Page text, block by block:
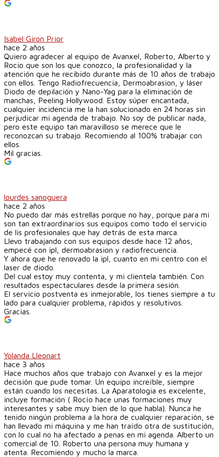
Isabel Giron Prior
hace 2 años
Quiero agradecer al equipo de Avanxel, Roberto, Alberto y
Rocio que son los que conozco, la profesionalidad y la
atención que he recibido durante más de 10 años de trabajo
con ellos. Tengo Radiofrecuencia, Dermoabrasion, y láser
Diodo de depilación y Nano-Yag para la eliminación de
manchas, Peeling Hollywood. Estoy súper encantada,
cualquier incidencia me la han solucionado en 24 horas sin
perjudicar mi agenda de trabajo. No soy de publicar nada,
pero este equipo tan maravilloso se merece que le
reconozcan su trabajo. Recomiendo al 100% trabajar con
ellos.
Mil gracias.
lourdes sanoguera
hace 2 años
No puedo dar más estrellas porque no hay, porque para mi
son tan extraordinarios sus equipos como todo el servicio
de lis profesionales que hay detrás de esta marca.
Llevo trabajando con sus equipos desde hace 12 años,
empecé con ipl, dermoabrasion y radiofrecuencia.
Y ahora que he renovado la ipl, cuanto en mi centro con el
laser de diodo.
Del cual estoy muy contenta, y mi clientela también. Con
resultados espectaculares desde la primera sesión.
El servicio postventa es inmejorable, los tienes siempre a tu
lado para cualquier problema, rápidos y resolutivos.
Gracias.
Yolanda Lleonart
hace 3 años
Hace muchos años que trabajo con Avanxel y es la mejor
decisión que pude tomar. Un equipo increíble, siempre
están cuando los necesitas. La Aparatologia es excelente,
incluye formación ( Rocío hace unas formaciones muy
interesantes y sabe muy bien de lo que habla). Nunca he
tenido ningún problema a la hora de cualquier reparación, se
han llevado mi máquina y me han traído otra de sustitución,
con lo cual no ha afectado a penas en mi agenda. Alberto un
comercial de 10. Roberto una persona muy humana y
atenta. Recomiendo y mucho la marca.